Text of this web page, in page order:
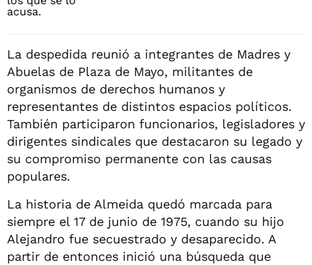
La despedida reunió a integrantes de Madres y
Abuelas de Plaza de Mayo, militantes de
organismos de derechos humanos y
representantes de distintos espacios políticos.
También participaron funcionarios, legisladores y
dirigentes sindicales que destacaron su legado y
su compromiso permanente con las causas
populares.
La historia de Almeida quedó marcada para
siempre el 17 de junio de 1975, cuando su hijo
Alejandro fue secuestrado y desaparecido. A
partir de entonces inició una búsqueda que